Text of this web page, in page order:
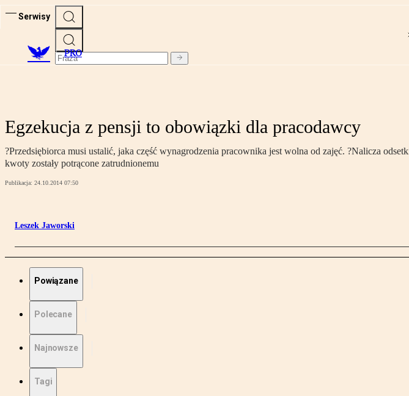
Serwisy
PRO
Egzekucja z pensji to obowiązki dla pracodawcy
?Przedsiębiorca musi ustalić, jaka część wynagrodzenia pracownika jest wolna od zajęć. ?Nalicza
kwoty zostały potrącone zatrudnionemu
Publikacja: 24.10.2014 07:50
Leszek Jaworski
Powiązane
Polecane
Najnowsze
Tagi